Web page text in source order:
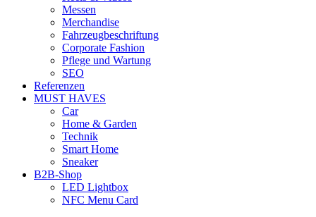
Messen
Merchandise
Fahrzeugbeschriftung
Corporate Fashion
Pflege und Wartung
SEO
Referenzen
MUST HAVES
Car
Home & Garden
Technik
Smart Home
Sneaker
B2B-Shop
LED Lightbox
NFC Menu Card